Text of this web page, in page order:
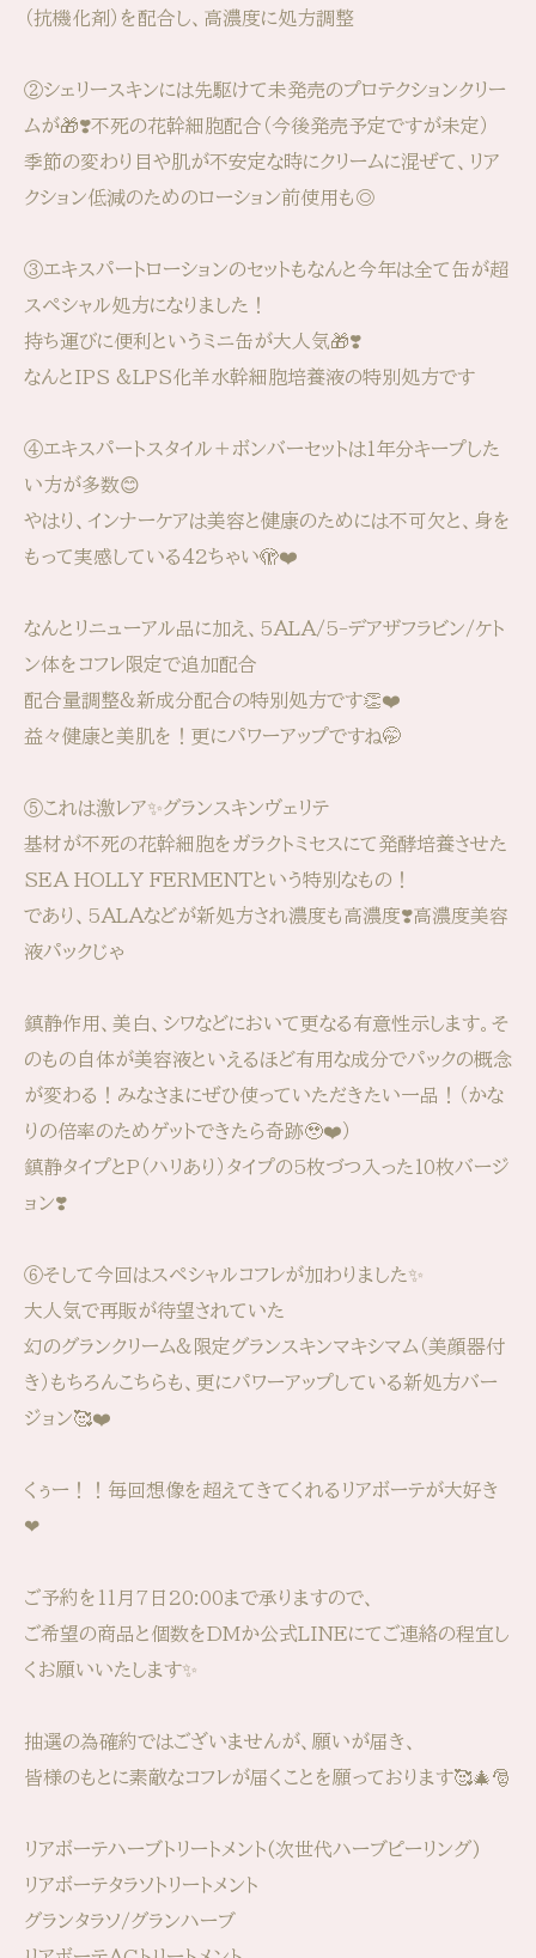
（抗機化剤）を配合し、高濃度に処方調整
②シェリースキンには先駆けて未発売のプロテクションクリー
ムが🎁❣️不死の花幹細胞配合（今後発売予定ですが未定）
季節の変わり目や肌が不安定な時にクリームに混ぜて、リア
クション低減のためのローション前使用も◎
③エキスパートローションのセットもなんと今年は全て缶が超
スペシャル処方になりました！
持ち運びに便利というミニ缶が大人気🎁❣️
なんとIPS &LPS化羊水幹細胞培養液の特別処方です
④エキスパートスタイル＋ボンバーセットは1年分キープした
い方が多数😊
やはり、インナーケアは美容と健康のためには不可欠と、身を
もって実感している42ちゃい🫣❤️
なんとリニューアル品に加え、5ALA/5-デアザフラビン/ケト
ン体をコフレ限定で追加配合
配合量調整&新成分配合の特別処方です👏❤️
益々健康と美肌を！更にパワーアップですね🤭
⑤これは激レア✨グランスキンヴェリテ
基材が不死の花幹細胞をガラクトミセスにて発酵培養させた
SEA HOLLY FERMENTという特別なもの！
であり、5ALAなどが新処方され濃度も高濃度❣️高濃度美容
液パックじゃ
鎮静作用、美白、シワなどにおいて更なる有意性示します。そ
のもの自体が美容液といえるほど有用な成分でパックの概念
が変わる！みなさまにぜひ使っていただきたい一品！（かな
りの倍率のためゲットできたら奇跡🥹❤️）
鎮静タイプとP（ハリあり）タイプの5枚づつ入った10枚バージ
ョン❣️
⑥そして今回はスペシャルコフレが加わりました✨
大人気で再販が待望されていた
幻のグランクリーム&限定グランスキンマキシマム（美顔器付
き）もちろんこちらも、更にパワーアップしている新処方バー
ジョン🥰❤️
くぅー！！毎回想像を超えてきてくれるリアボーテが大好き
❤
ご予約を11月7日20:00まで承りますので、
ご希望の商品と個数をDMか公式LINEにてご連絡の程宜し
くお願いいたします✨
抽選の為確約ではございませんが、願いが届き、
皆様のもとに素敵なコフレが届くことを願っております🥰🎄🎅
リアボーテハーブトリートメント(次世代ハーブピーリング)
リアボーテタラソトリートメント
グランタラソ/グランハーブ